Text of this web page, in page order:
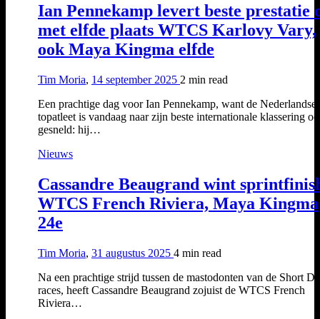
Ian Pennekamp levert beste prestatie
met elfde plaats WTCS Karlovy Vary,
ook Maya Kingma elfde
Tim Moria, 14 september 2025 2 min read
Een prachtige dag voor Ian Pennekamp, want de Nederlandse
topatleet is vandaag naar zijn beste internationale klassering
gesneld: hij…
Nieuws
Cassandre Beaugrand wint
WTCS French Riviera, Maya Kingma
24e
Tim Moria, 31 augustus 2025 4 min read
Na een prachtige strijd tussen de mastodonten van de Short
races, heeft Cassandre Beaugrand zojuist de WTCS French
Riviera…